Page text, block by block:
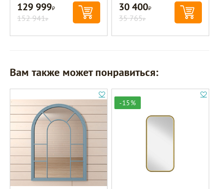
129 999Р
152 941Р
30 400Р
35 765Р
Вам также может понравиться:
-15%